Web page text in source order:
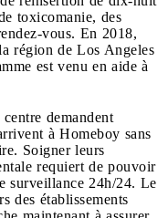
toxicomanie, des
vous. En 2018,
région de Los Angeles
est venu en aide à
demandent
à Homeboy sans
Soigner leurs
requiert de pouvoir
surveillance 24h/24. Le
des établissements